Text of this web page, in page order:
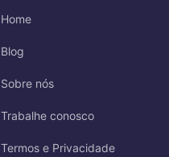
Home
Blog
Sobre nós
Trabalhe conosco
Termos e Privacidade